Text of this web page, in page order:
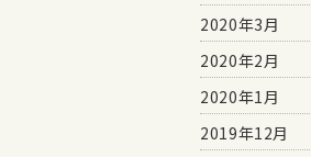
2020年3月
2020年2月
2020年1月
2019年12月